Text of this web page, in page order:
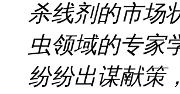
杀线剂的市场
虫领域的专家
纷纷出谋献策